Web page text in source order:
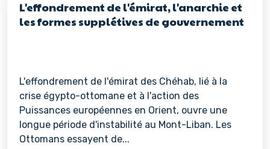
L'effondrement de l'émirat, l'anarchie et
les formes supplétives de gouvernement
L'effondrement de l'émirat des Chéhab, lié à la
crise égypto-ottomane et à l'action des
Puissances européennes en Orient, ouvre une
longue période d'instabilité au Mont-Liban. Les
Ottomans essayent de...